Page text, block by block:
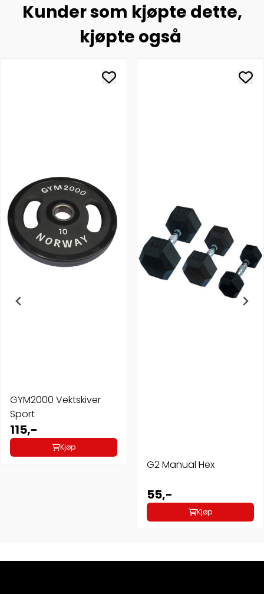
Kunder som kjøpte dette,
kjøpte også
GYM2000 Vektskiver
Sport
115,-
Kjøp
G2 Manual Hex
55,-
Kjøp